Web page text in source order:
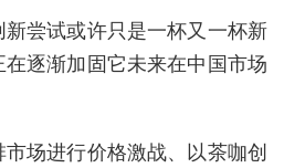
尝试或许只是一杯又一杯新
逐渐加固它未来在中国市场
场进行价格激战、以茶咖创